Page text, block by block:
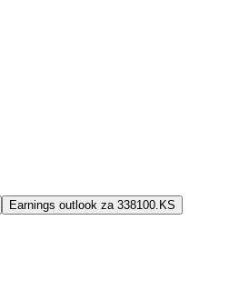
Earnings outlook za 338100.KS